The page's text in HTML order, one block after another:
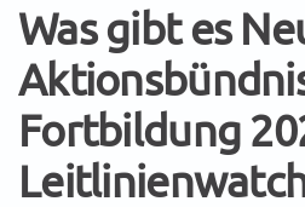
Was gibt es
Fortbildung